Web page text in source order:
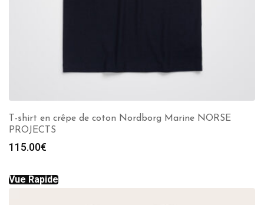
T-shirt en crêpe de coton Nordborg Marine NORSE
PROJECTS
115.00€
Vue Rapide